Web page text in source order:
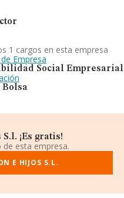
1 cargos en esta empresa
Empresa
Social Empresarial
Bolsa
¡Es gratis!
esta empresa.
E HIJOS S.L.